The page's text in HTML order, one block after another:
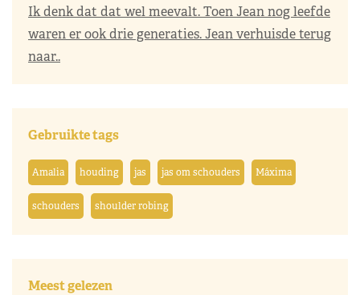
Ik denk dat dat wel meevalt. Toen Jean nog leefde
waren er ook drie generaties. Jean verhuisde terug
naar..
Gebruikte tags
Amalia houding jas jas om schouders Máxima
schouders shoulder robing
Meest gelezen